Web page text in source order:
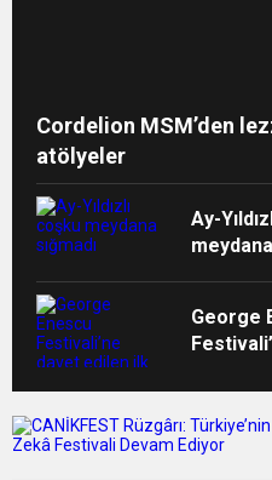
Cordelion MSM’den
atölyeler
Ay-
George